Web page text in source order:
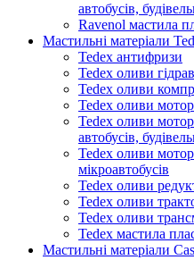
автобусів,
Ravenol мастила
Мастильні матеріали
Tedex антифризи
Tedex оливи
Tedex оливи
Tedex оливи
Tedex оливи
автобусів,
Tedex оливи
мікроавтобусів
Tedex оливи
Tedex оливи
Tedex оливи
Tedex мастила
Мастильні матеріали